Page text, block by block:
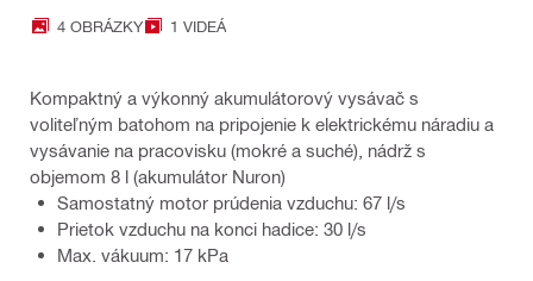
4 OBRÁZKY 1 VIDEÁ
Kompaktný a výkonný akumulátorový vysávač s
voliteľným batohom na pripojenie k elektrickému náradiu a
vysávanie na pracovisku (mokré a suché), nádrž s
objemom 8 l (akumulátor Nuron)
Samostatný motor prúdenia vzduchu: 67 l/s
Prietok vzduchu na konci hadice: 30 l/s
Max. vákuum: 17 kPa